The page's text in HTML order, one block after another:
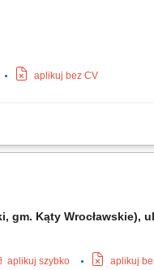
aplikuj bez CV
komponentów oraz
gm. Kąty
aplikuj szybko aplikuj